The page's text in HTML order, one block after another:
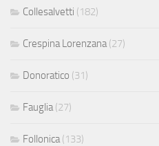
Collesalvetti (182)
Crespina Lorenzana (27)
Donoratico (31)
Fauglia (27)
Follonica (133)